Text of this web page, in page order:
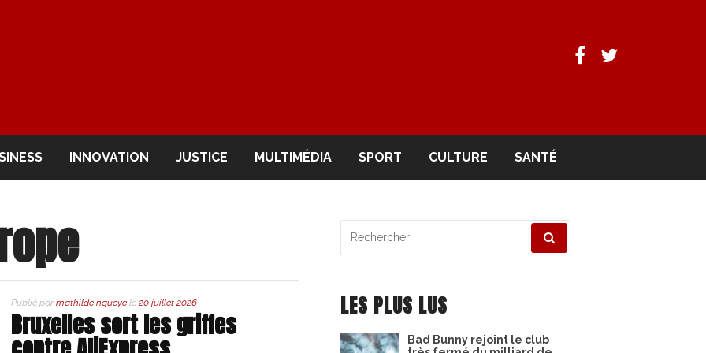
Facebook
Twitter
INNOVATION JUSTICE MULTIMÉDIA SPORT CULTURE SANTÉ
Publié par mathilde ngueye le 20 juillet 2026
Bruxelles sort les griffes
pour
LES PLUS LUS
Bad Bunny rejoint le club